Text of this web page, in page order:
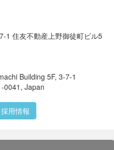
「チームで戦略をしっかり
ニケーションを十分にサポ
。 もちろん各チームにお
したり、目標や体制は現
うな「視点を一段上げて
ます。 そこで、まずはリ
い、それを積極的にサポ
。 日常から切り離された
ことによって、各チームが
期待しています。
ュニケーション不足を指
緒に仕事をしているメンバ
ョンには満足していると
す。）
全社的なコミュニケーショ
きますが、コミュニケーシ
ることが重要と考えまし
1 住友不動産上野御徒町ビル5
Building 5F, 3-7-1
0041, Japan
採用情報